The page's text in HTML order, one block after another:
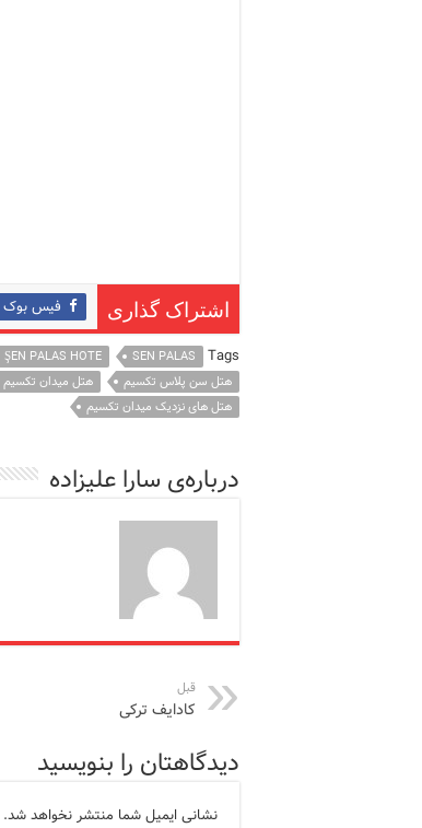
اشتراک گذاری فیس بوک
Tags
SEN PALAS
ŞEN PALAS HOTE
هتل سن پلاس تکسیم
هتل میدان تکسیم
هتل های نزدیک میدان تکسیم
درباره‌ی سارا علیزاده
قبل
کادایف ترکی
دیدگاهتان را بنویسید
نشانی ایمیل شما منتشر نخواهد شد.